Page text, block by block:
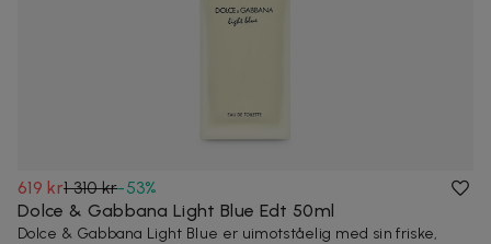
619 kr1 310 kr-53%
Dolce & Gabbana Light Blue Edt 50ml
Dolce & Gabbana Light Blue er uimotståelig med sin friske,